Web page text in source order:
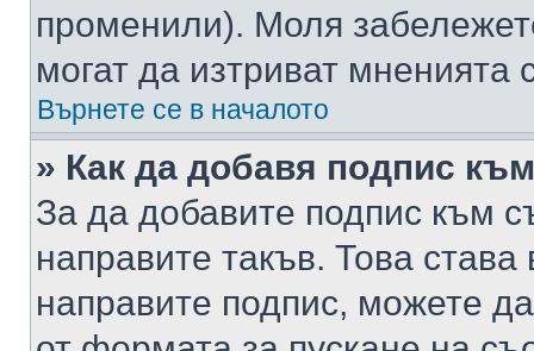
променили). Моля
могат да изтриват мненията
Върнете се в началото
» Как да добавя подпис
За да добавите подпис към
направите такъв. Това
направите подпис, можете